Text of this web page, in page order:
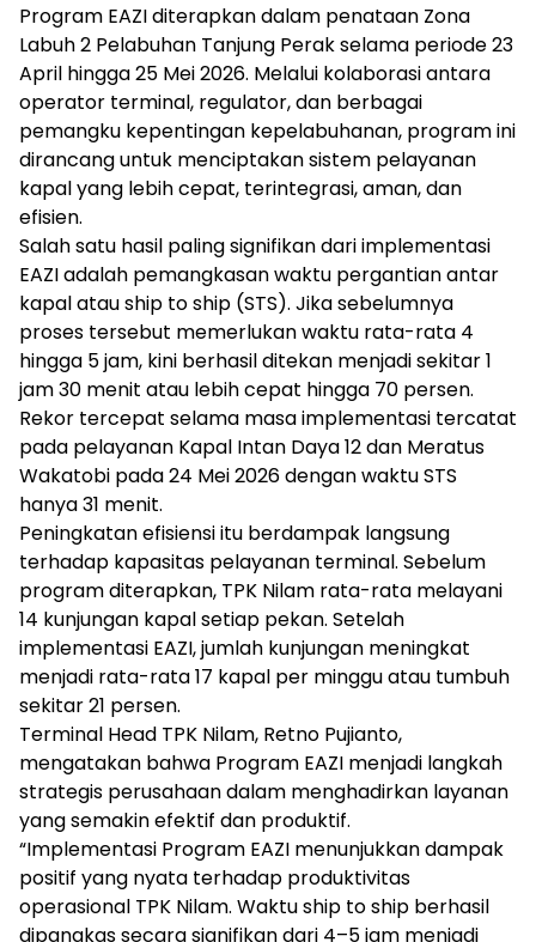
Program EAZI diterapkan dalam penataan Zona
Labuh 2 Pelabuhan Tanjung Perak selama periode 23
April hingga 25 Mei 2026. Melalui kolaborasi antara
operator terminal, regulator, dan berbagai
pemangku kepentingan kepelabuhanan, program ini
dirancang untuk menciptakan sistem pelayanan
kapal yang lebih cepat, terintegrasi, aman, dan
efisien.
Salah satu hasil paling signifikan dari implementasi
EAZI adalah pemangkasan waktu pergantian antar
kapal atau ship to ship (STS). Jika sebelumnya
proses tersebut memerlukan waktu rata-rata 4
hingga 5 jam, kini berhasil ditekan menjadi sekitar 1
jam 30 menit atau lebih cepat hingga 70 persen.
Rekor tercepat selama masa implementasi tercatat
pada pelayanan Kapal Intan Daya 12 dan Meratus
Wakatobi pada 24 Mei 2026 dengan waktu STS
hanya 31 menit.
Peningkatan efisiensi itu berdampak langsung
terhadap kapasitas pelayanan terminal. Sebelum
program diterapkan, TPK Nilam rata-rata melayani
14 kunjungan kapal setiap pekan. Setelah
implementasi EAZI, jumlah kunjungan meningkat
menjadi rata-rata 17 kapal per minggu atau tumbuh
sekitar 21 persen.
Terminal Head TPK Nilam, Retno Pujianto,
mengatakan bahwa Program EAZI menjadi langkah
strategis perusahaan dalam menghadirkan layanan
yang semakin efektif dan produktif.
“Implementasi Program EAZI menunjukkan dampak
positif yang nyata terhadap produktivitas
operasional TPK Nilam. Waktu ship to ship berhasil
dipangkas secara signifikan dari 4–5 jam menjadi